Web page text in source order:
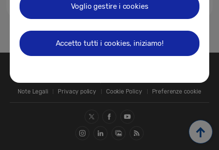
Note Legali
Privacy policy Cookie Policy Preferenze cookie
Voglio gestire i cookies
Accetto tutti i cookies, iniziamo!